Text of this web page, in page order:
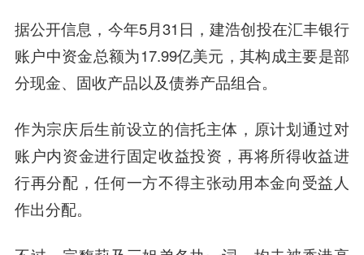
据公开信息，今年5月31日，建浩创投在汇丰银行
账户中资金总额为17.99亿美元，其构成主要是部
分现金、固收产品以及债券产品组合。
作为宗庆后生前设立的信托主体，原计划通过对
账户内资金进行固定收益投资，再将所得收益进
行再分配，任何一方不得主张动用本金向受益人
作出分配。